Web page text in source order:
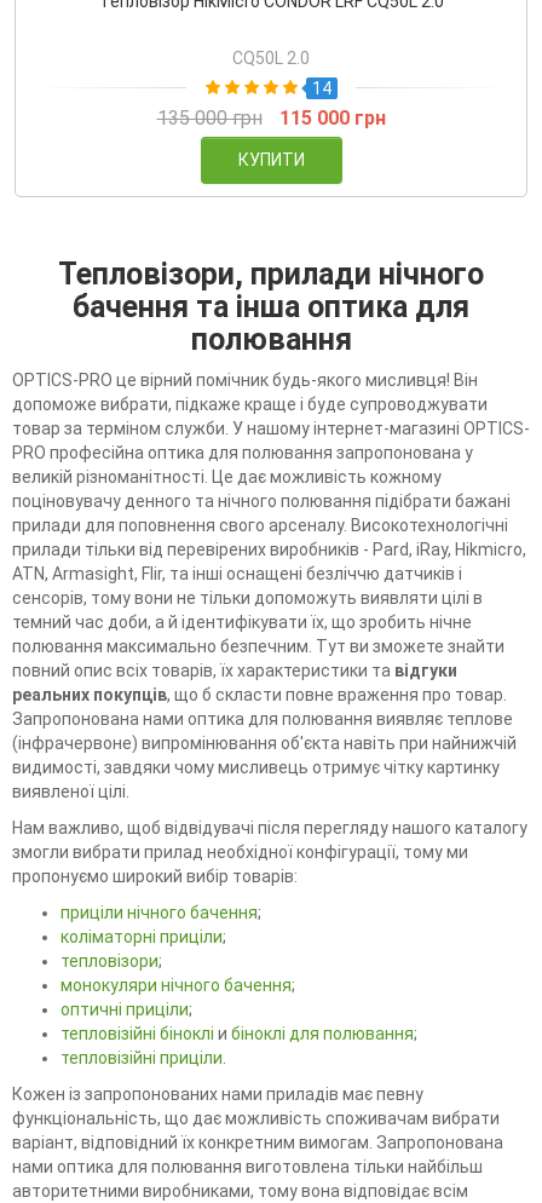
CQ50L 2.0
14
135 000 грн 115 000 грн
КУПИТИ
Тепловізори, прилади нічного
бачення та інша оптика для
полювання
OPTICS-PRO це вірний помічник будь-якого мисливця! Він
допоможе вибрати, підкаже краще і буде супроводжувати
товар за терміном служби. У нашому інтернет-магазині OPTICS-
PRO професійна оптика для полювання запропонована у
великій різноманітності. Це дає можливість кожному
поціновувачу денного та нічного полювання підібрати бажані
прилади для поповнення свого арсеналу. Високотехнологічні
прилади тільки від перевірених виробників - Pard, iRay, Hikmicro,
ATN, Armasight, Flir, та інші оснащені безліччю датчиків і
сенсорів, тому вони не тільки допоможуть виявляти цілі в
темний час доби, а й ідентифікувати їх, що зробить нічне
полювання максимально безпечним. Тут ви зможете знайти
повний опис всіх товарів, їх характеристики та відгуки
реальних покупців, що б скласти повне враження про товар.
Запропонована нами оптика для полювання виявляє теплове
(інфрачервоне) випромінювання об'єкта навіть при найнижчій
видимості, завдяки чому мисливець отримує чітку картинку
виявленої цілі.
Нам важливо, щоб відвідувачі після перегляду нашого каталогу
змогли вибрати прилад необхідної конфігурації, тому ми
пропонуємо широкий вибір товарів:
приціли нічного бачення;
коліматорні приціли;
тепловізори;
монокуляри нічного бачення;
оптичні приціли;
тепловізійні біноклі и біноклі для полювання;
тепловізійні приціли
Кожен із запропонованих нами приладів має певну
функціональність, що дає можливість споживачам вибрати
варіант, відповідний їх конкретним вимогам. Запропонована
нами оптика для полювання виготовлена тільки найбільш
авторитетними виробниками, тому вона відповідає всім